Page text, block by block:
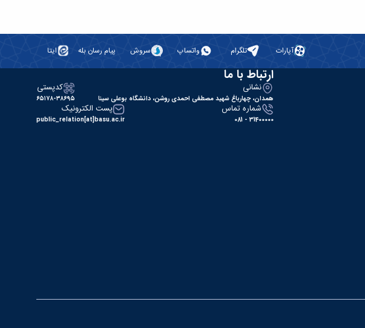
آپارات تلگرام واتساپ سروش پیام رسان بله ایتا
ارتباط با ما
نشانی
همدان، چهارباغ شهید مصطفی احمدی روشن، دانشگاه بوعلی سینا
کدپستی
۶۵۱۷۸-۳۸۶۹۵
شماره تماس
31400000 - 081
پست الکترونیک
public_relation[at]basu.ac.ir